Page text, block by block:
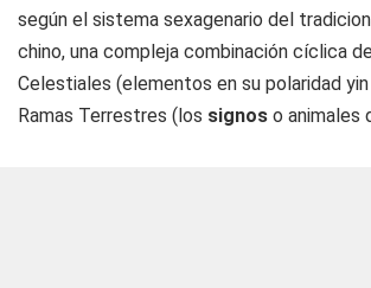
según el sistema sexagenario del
chino, una compleja combinación cíclica
Celestiales (elementos en su polaridad
Ramas Terrestres (los signos o animales